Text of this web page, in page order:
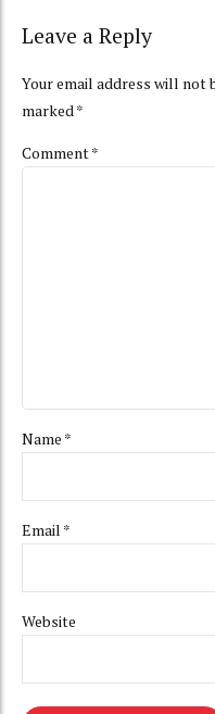
Leave a Reply
Your email address will not
marked *
Comment*
Name *
Email *
Website